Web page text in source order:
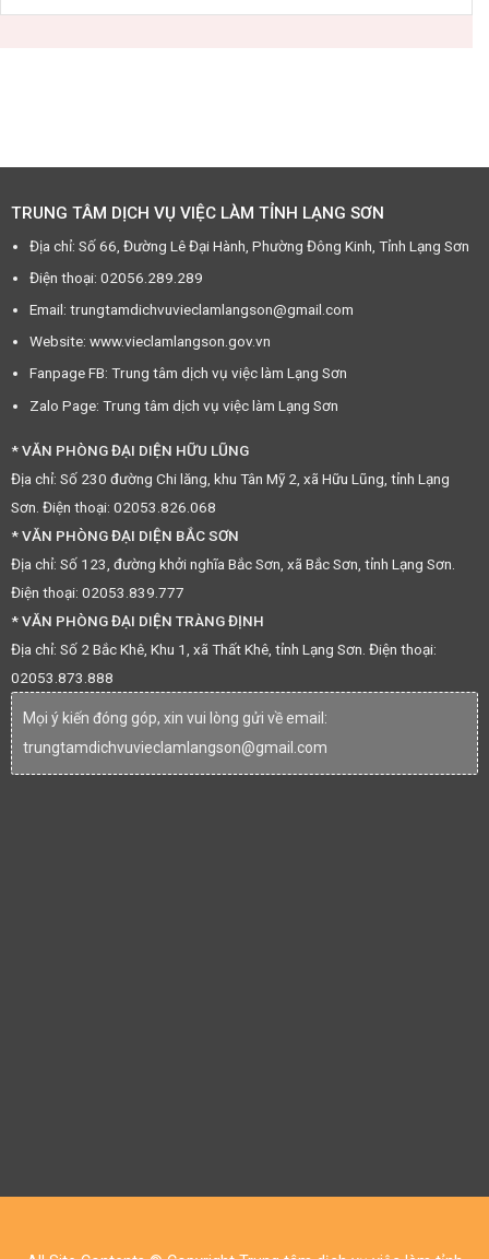
TRUNG TÂM DỊCH VỤ VIỆC LÀM TỈNH LẠNG SƠN
Địa chỉ: Số 66, Đường Lê Đại Hành, Phường Đông Kinh, Tỉnh Lạng Sơn
Điện thoại: 02056.289.289
Email: trungtamdichvuvieclamlangson@gmail.com
Website: www.vieclamlangson.gov.vn
Fanpage FB: Trung tâm dịch vụ việc làm Lạng Sơn
Zalo Page: Trung tâm dịch vụ việc làm Lạng Sơn
* VĂN PHÒNG ĐẠI DIỆN HỮU LŨNG
Địa chỉ: Số 230 đường Chi lăng, khu Tân Mỹ 2, xã Hữu Lũng, tỉnh Lạng
Sơn. Điện thoại: 02053.826.068
* VĂN PHÒNG ĐẠI DIỆN BẮC SƠN
Địa chỉ: Số 123, đường khởi nghĩa Bắc Sơn, xã Bắc Sơn, tỉnh Lạng Sơn.
Điện thoại: 02053.839.777
* VĂN PHÒNG ĐẠI DIỆN TRÀNG ĐỊNH
Địa chỉ: Số 2 Bắc Khê, Khu 1, xã Thất Khê, tỉnh Lạng Sơn. Điện thoại:
02053.873.888
Mọi ý kiến đóng góp, xin vui lòng gửi về email:
trungtamdichvuvieclamlangson@gmail.com